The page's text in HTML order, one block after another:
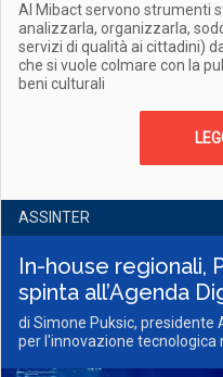
Al Mibact servono strumenti
analizzarla, organizzarla,
servizi di qualità ai cittadini)
che si vuole colmare con la
beni culturali
ASSINTER
In-house regionali,
spinta all’Agenda
di Simone Puksic, presidente
per l'innovazione tecnologica